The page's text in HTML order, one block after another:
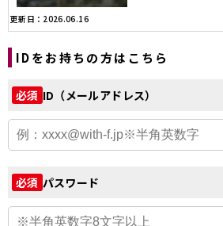
更新日：2026.06.16
IDをお持ちの方はこちら
必須 ID（メールアドレス）
必須 パスワード